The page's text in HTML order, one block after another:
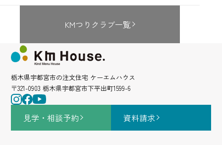
KMつりクラブ一覧
栃木県宇都宮市の注文住宅 ケーエムハウス
〒321-0903 栃木県宇都宮市下平出町1599-6
見学・相談予約 資料請求